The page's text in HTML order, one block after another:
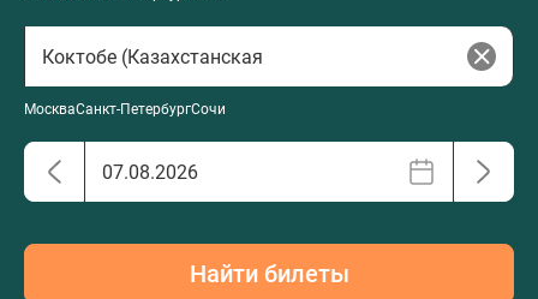
МоскваСанкт-ПетербургСочи
Найти билеты